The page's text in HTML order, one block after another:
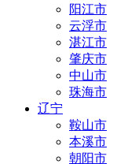
阳江市
云浮市
湛江市
肇庆市
中山市
珠海市
辽宁
鞍山市
本溪市
朝阳市